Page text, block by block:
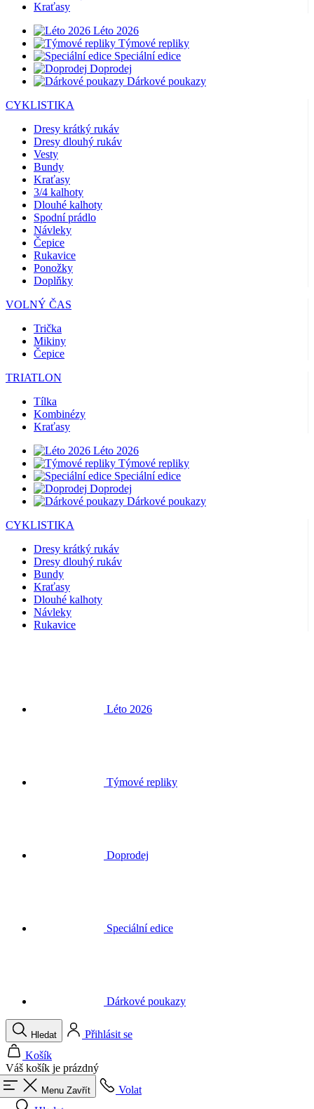
Kraťasy
Léto 2026
Týmové repliky
Speciální edice
Doprodej
Dárkové poukazy
CYKLISTIKA
Dresy krátký rukáv
Dresy dlouhý rukáv
Vesty
Bundy
Kraťasy
3/4 kalhoty
Dlouhé kalhoty
Spodní prádlo
Návleky
Čepice
Rukavice
Ponožky
Doplňky
VOLNÝ ČAS
Trička
Mikiny
Čepice
TRIATLON
Tílka
Kombinézy
Kraťasy
Léto 2026
Týmové repliky
Speciální edice
Doprodej
Dárkové poukazy
CYKLISTIKA
Dresy krátký rukáv
Dresy dlouhý rukáv
Bundy
Kraťasy
Dlouhé kalhoty
Návleky
Rukavice
Váš košík je prázdný
Menu Zavřít
Volat
Hledat
Košík